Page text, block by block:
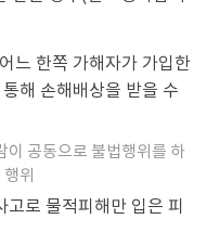
느 한쪽 가해자가 가입한
해 손해배상을 받을 수
이 공동으로 불법행위를 하
위
로 물적피해만 입은 피